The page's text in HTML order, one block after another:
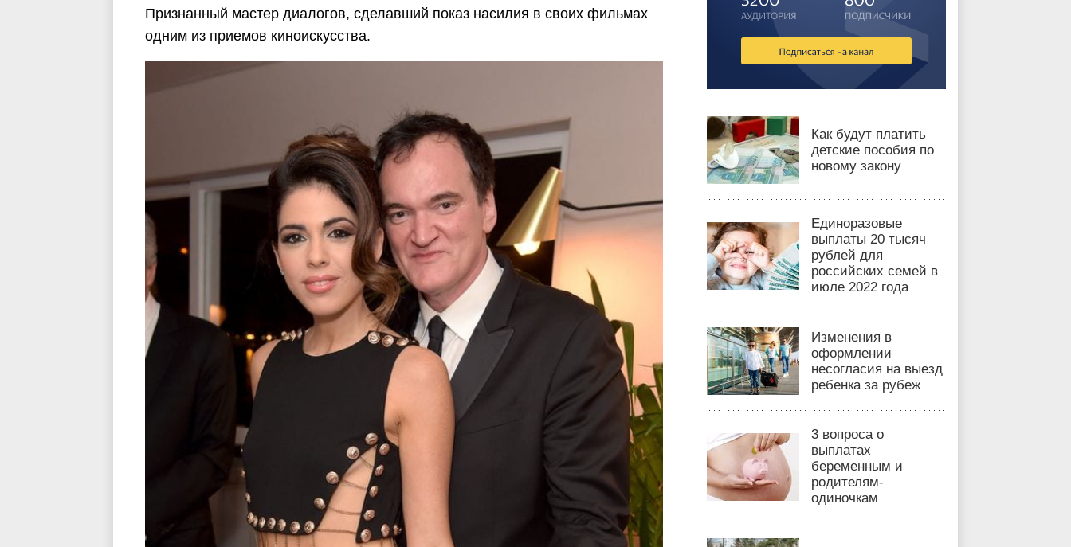
Признанный мастер диалогов, сделавший показ насилия в своих фильмах
одним из приемов киноискусства.
Как будут платить
детские пособия по
новому закону
Единоразовые
выплаты 20 тысяч
рублей для
российских семей в
июле 2022 года
Изменения в
оформлении
несогласия на выезд
ребенка за рубеж
3 вопроса о
выплатах
беременным и
родителям-
одиночкам